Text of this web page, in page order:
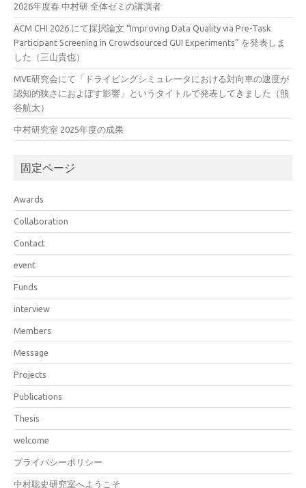
2026年度春 中村研 全体ゼミの講演者
ACM CHI 2026 にて採択論文 “Improving Data Quality via Pre-Task
Participant Screening in Crowdsourced GUI Experiments” を発表しま
した（三山貴也）
MVE研究会にて「ドライビングシミュレータにおける対向車の速度が
認知的狭さにおよぼす影響」というタイトルで発表してきました（熊
谷航太）
中村研究室 2025年度の成果
固定ページ
Awards
Collaboration
Contact
event
Funds
interview
Members
Message
Projects
Publications
Thesis
welcome
プライバシーポリシー
中村聡史研究室へようこそ